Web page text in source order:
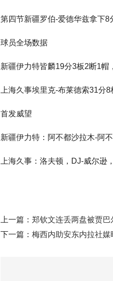
第四节新疆罗伯-爱德华兹拿下
球员全场数据
新疆伊力特皆麟19分3板2断1帽
上海久事埃里克-布莱德索31分
首发威望
新疆伊力特：阿不都沙拉木-阿
上海久事：洛夫顿，DJ-威尔逊
上一篇： 郑钦文连丢两盘被贾
下一篇： 梅西内助安东内拉社